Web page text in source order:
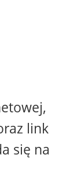
link
się na